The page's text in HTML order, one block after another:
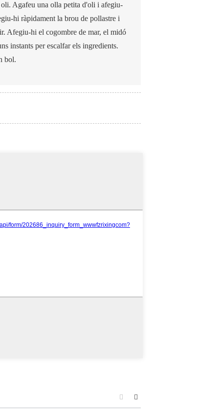
Agafeu una olla petita d'oli i afegiu-
hi ràpidament la brou de pollastre i
Afegiu-hi el cogombre de mar, el midó
instants per escalfar els ingredients.
bol.